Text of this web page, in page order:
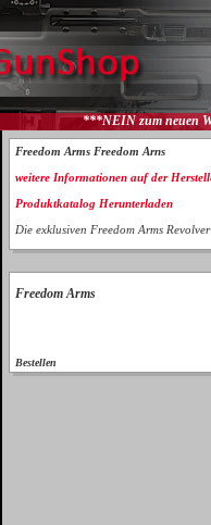
***NEIN zum neuen Waffenrecht!!!!
Freedom Arms Freedom Arns
weitere Informationen auf der
Produktkatalog Herunterladen
Die exklusiven Freedom Arms
Freedom Arms
Bestellen